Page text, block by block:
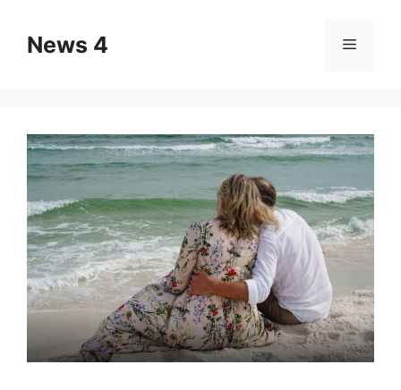
contentNews 4 Menu